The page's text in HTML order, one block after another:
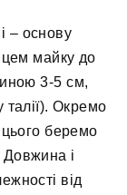
– основу
майку до
3-5 см,
Окремо
беремо
і
від